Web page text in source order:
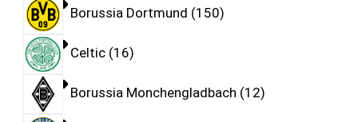
Borussia Dortmund 150
Celtic 16
Borussia Monchengladbach 12